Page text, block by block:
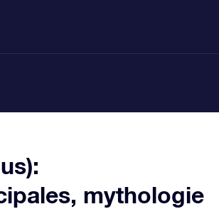
mythologie